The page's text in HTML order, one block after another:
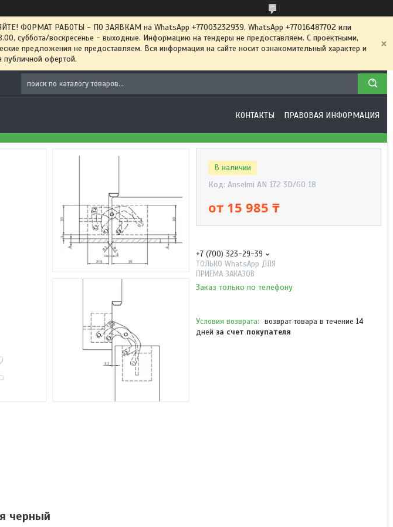
ФОРМАТ РАБОТЫ - ПО ЗАЯВКАМ на WhatsApp +77003232939, WhatsApp +77016487702 или
суббота/воскресенье - выходные. Информацию на тендеры не предоставляем. С проектными,
предложения не предоставляем. Вся информация на сайте носит ознакомительный характер и
публичной офертой.
КОНТАКТЫ ПРАВОВАЯ ИНФОРМАЦИЯ
черный
В наличии
Код: Anselmi AN 172 3D/60 18
от 15 985 ₸
+7 (700) 323-29-39
ТОЛЬКО WhatsApp ДЛЯ
ПРИЕМА ЗАКАЗОВ
Заказ только по телефону
возврат товара в течение 14
дней за счет покупателя